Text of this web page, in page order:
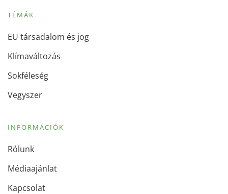
TÉMÁK
EU társadalom és jog
Klímaváltozás
Sokféleség
Vegyszer
INFORMÁCIÓK
Rólunk
Médiaajánlat
Kapcsolat